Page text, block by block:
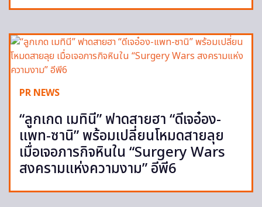
PR NEWS
“ลูกเกด เมทินี” ฟาดสายฮา “ดีเจอ๋อง-
แพท-ซานิ” พร้อมเปลี่ยนโหมดสายลุย
เมื่อเจอภารกิจหินใน “Surgery Wars
สงครามแห่งความงาม” อีพี6